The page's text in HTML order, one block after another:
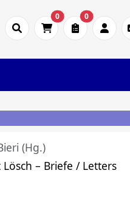
0 0
(Hg.)
– Briefe / Letters